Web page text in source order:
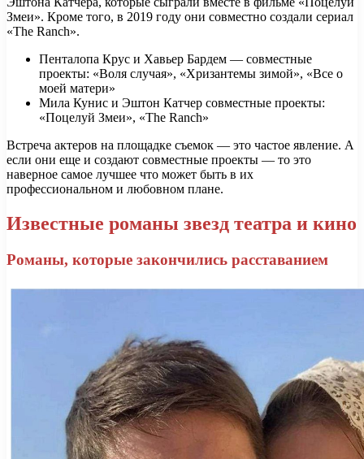
Змеи». Кроме того, в 2019 году они совместно создали сериал
«The Ranch».
Пенталопа Крус и Хавьер Бардем — совместные
проекты: «Воля случая», «Хризантемы зимой», «Все о
моей матери»
Мила Кунис и Эштон Катчер совместные проекты:
«Поцелуй Змеи», «The Ranch»
Встреча актеров на площадке съемок — это частое явление. А
если они еще и создают совместные проекты — то это
наверное самое лучшее что может быть в их
профессиональном и любовном плане.
Известные романы звезд театра и кино
Романы, которые закончились расставанием